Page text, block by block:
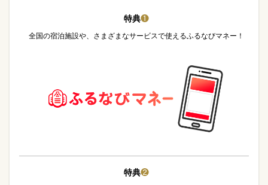
特典❶
全国の宿泊施設や、さまざまなサービスで使えるふるなびマネー！
特典❷